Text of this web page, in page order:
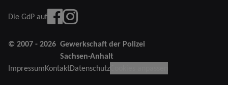
Die GdP auf
Facebook
instagram
© 2007 - 2026 Gewerkschaft der Polizei
Sachsen-Anhalt
ImpressumKontaktDatenschutz